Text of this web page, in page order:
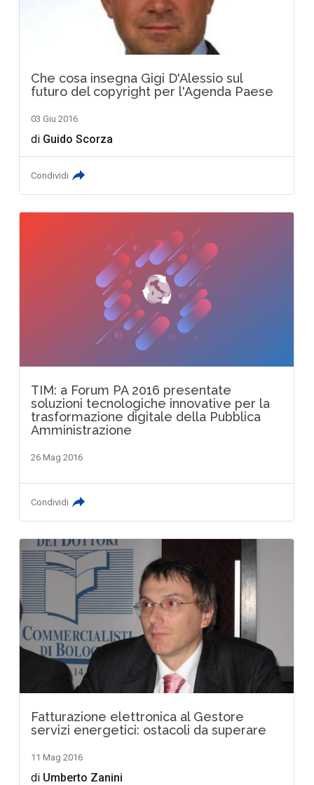
Che cosa insegna Gigi D'Alessio sul
futuro del copyright per l'Agenda Paese
03 Giu 2016
di Guido Scorza
Condividi
TIM: a Forum PA 2016 presentate
soluzioni tecnologiche innovative per la
trasformazione digitale della Pubblica
Amministrazione
26 Mag 2016
Condividi
Fatturazione elettronica al Gestore
servizi energetici: ostacoli da superare
11 Mag 2016
di Umberto Zanini